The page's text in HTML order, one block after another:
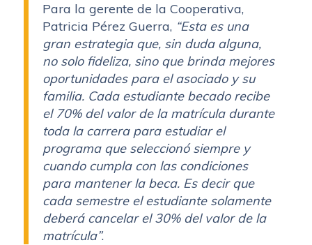
Para la gerente de la Cooperativa,
Patricia Pérez Guerra, “Esta es una
gran estrategia que, sin duda alguna,
no solo fideliza, sino que brinda mejores
oportunidades para el asociado y su
familia. Cada estudiante becado recibe
el 70% del valor de la matrícula durante
toda la carrera para estudiar el
programa que seleccionó siempre y
cuando cumpla con las condiciones
para mantener la beca. Es decir que
cada semestre el estudiante solamente
deberá cancelar el 30% del valor de la
matrícula”.